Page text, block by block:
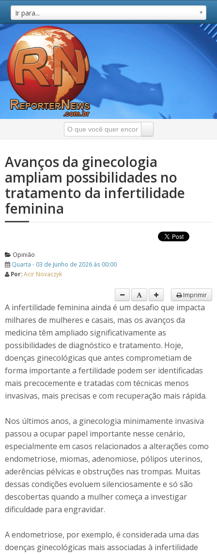
Ir para...
Avanços da ginecologia
ampliam possibilidades no
tratamento da infertilidade
feminina
Opinião
Quarta - 03 de Junho de 2026 às 00:00
Por:Acir Novaczyk
Imprimir
A infertilidade feminina ainda é um desafio que impacta
milhares de mulheres e casais, mas os avanços da
medicina têm ampliado significativamente as
possibilidades de diagnóstico e tratamento. Hoje,
doenças ginecológicas que antes comprometiam de
forma importante a fertilidade podem ser identificadas
mais precocemente e tratadas com técnicas menos
invasivas, mais precisas e com recuperação mais rápida.
Nos últimos anos, a ginecologia minimamente invasiva
passou a ocupar papel importante nesse cenário,
especialmente em casos relacionados a alterações como
endometriose, miomas, adenomiose, pólipos uterinos,
aderências pélvicas e obstruções nas trompas. Muitas
dessas condições evoluem silenciosamente e só são
descobertas quando a mulher começa a investigar
dificuldade para engravidar.
A endometriose, por exemplo, é considerada uma das
doenças ginecológicas mais associadas à infertilidade